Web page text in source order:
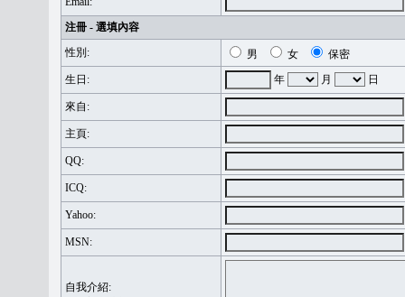
注冊 - 選填內容
性別:
男 女
保密
生日:
年 月 日
來自:
主頁:
QQ:
ICQ:
Yahoo:
MSN:
自我介紹: